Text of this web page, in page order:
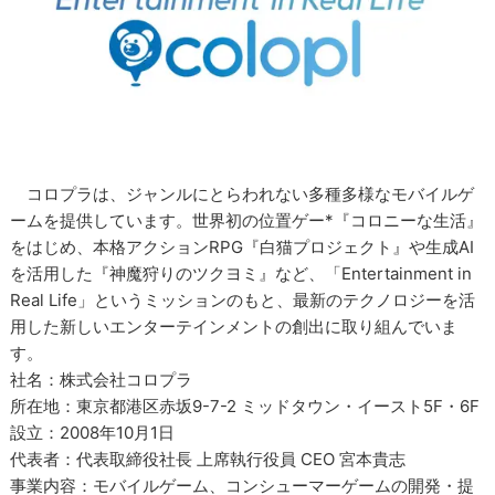
コロプラは、ジャンルにとらわれない多種多様なモバイルゲ
ームを提供しています。世界初の位置ゲー*『コロニーな生活』
をはじめ、本格アクションRPG『白猫プロジェクト』や生成AI
を活用した『神魔狩りのツクヨミ』など、「Entertainment in
Real Life」というミッションのもと、最新のテクノロジーを活
用した新しいエンターテインメントの創出に取り組んでいま
す。
社名：株式会社コロプラ
所在地：東京都港区赤坂9-7-2 ミッドタウン・イースト5F・6F
設立：2008年10月1日
代表者：代表取締役社長 上席執行役員 CEO 宮本貴志
事業内容：モバイルゲーム、コンシューマーゲームの開発・提